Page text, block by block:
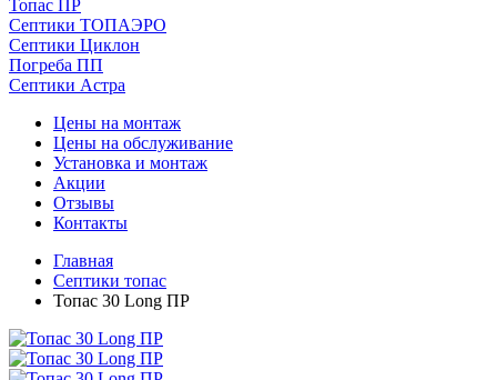
Топас ПР
Септики ТОПАЭРО
Септики Циклон
Погреба ПП
Септики Астра
Цены на монтаж
Цены на обслуживание
Установка и монтаж
Акции
Отзывы
Контакты
Главная
Септики топас
Топас 30 Long ПР